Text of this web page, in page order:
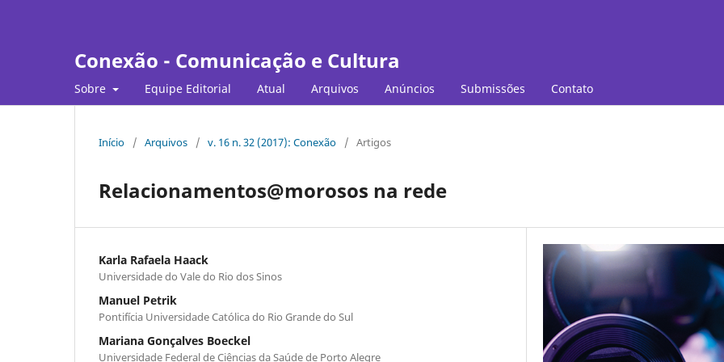
Conexão - Comunicação e Cultura
Sobre Equipe Editorial Atual Arquivos Anúncios Submissões Contato
Início / Arquivos / v. 16 n. 32 (2017): Conexão / Artigos
Relacionamentos@morosos na rede
Karla Rafaela Haack
Universidade do Vale do Rio dos Sinos
Manuel Petrik
Pontifícia Universidade Católica do Rio Grande do Sul
Mariana Gonçalves Boeckel
Universidade Federal de Ciências da Saúde de Porto Alegre